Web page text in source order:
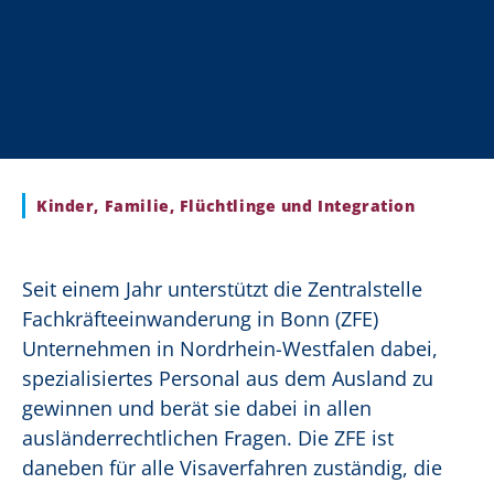
Kinder, Familie, Flüchtlinge und Integration
Seit einem Jahr unterstützt die Zentralstelle
Fachkräfteeinwanderung in Bonn (ZFE)
Unternehmen in Nordrhein-Westfalen dabei,
spezialisiertes Personal aus dem Ausland zu
gewinnen und berät sie dabei in allen
ausländerrechtlichen Fragen. Die ZFE ist
daneben für alle Visaverfahren zuständig, die